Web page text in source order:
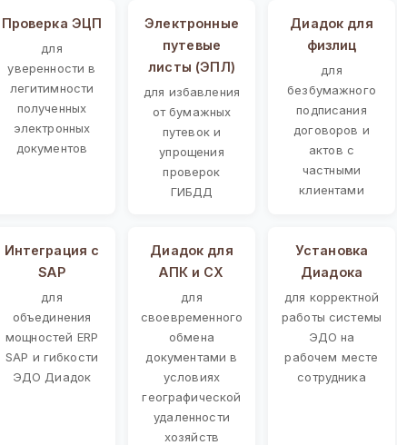
Проверка ЭЦП
для
уверенности в
легитимности
полученных
электронных
документов
Электронные
путевые
листы (ЭПЛ)
для избавления
от бумажных
путевок и
упрощения
проверок
ГИБДД
Диадок для
физлиц
для
безбумажного
подписания
договоров и
актов с
частными
клиентами
Интеграция с
SAP
для
объединения
мощностей ERP
SAP и гибкости
ЭДО Диадок
Диадок для
АПК и СХ
для
своевременного
обмена
документами в
условиях
географической
удаленности
хозяйств
Установка
Диадока
для корректной
работы системы
ЭДО на
рабочем месте
сотрудника